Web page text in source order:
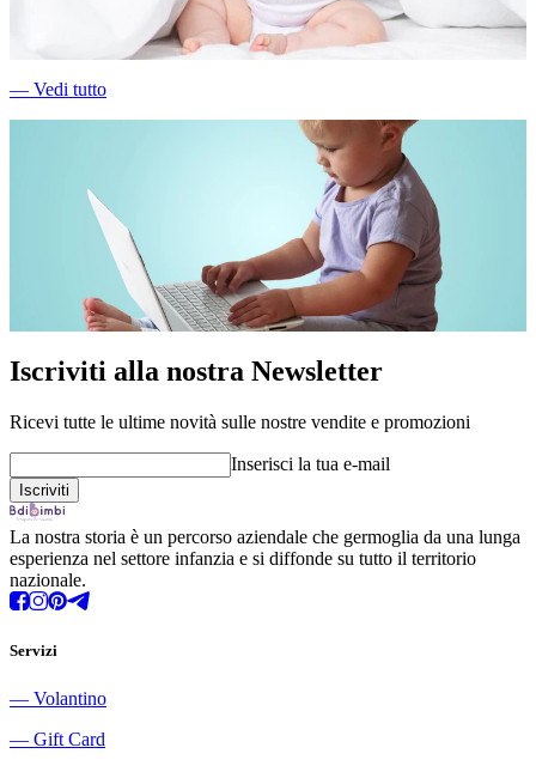
― Vedi tutto
Iscriviti alla nostra Newsletter
Ricevi tutte le ultime novità sulle nostre vendite e promozioni
Inserisci la tua e-mail
La nostra storia è un percorso aziendale che germoglia da una lunga
esperienza nel settore infanzia e si diffonde su tutto il territorio
nazionale.
Servizi
― Volantino
― Gift Card